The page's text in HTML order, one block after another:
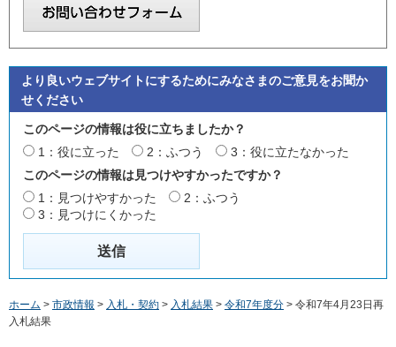
より良いウェブサイトにするためにみなさまのご意見をお聞か
せください
このページの情報は役に立ちましたか？
1：役に立った
2：ふつう
3：役に立たなかった
このページの情報は見つけやすかったですか？
1：見つけやすかった
2：ふつう
3：見つけにくかった
ホーム > 市政情報 > 入札・契約 > 入札結果 > 令和7年度分 > 令和7年4月23日再
入札結果